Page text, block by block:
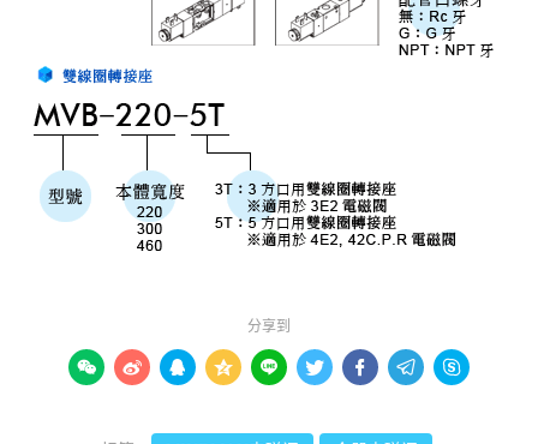
分享到
        